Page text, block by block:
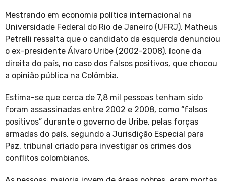
Mestrando em economia política internacional na
Universidade Federal do Rio de Janeiro (UFRJ), Matheus
Petrelli ressalta que o candidato da esquerda denunciou
o ex-presidente Álvaro Uribe (2002-2008), ícone da
direita do país, no caso dos falsos positivos, que chocou
a opinião pública na Colômbia.
Estima-se que cerca de 7,8 mil pessoas tenham sido
foram assassinadas entre 2002 e 2008, como “falsos
positivos” durante o governo de Uribe, pelas forças
armadas do país, segundo a Jurisdição Especial para
Paz, tribunal criado para investigar os crimes dos
conflitos colombianos.